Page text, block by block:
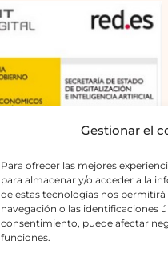
Gestionar el
Para ofrecer las mejores
para almacenar y/o acceder a la
de estas tecnologías nos
navegación o las identificaciones
consentimiento, puede afectar
funciones.